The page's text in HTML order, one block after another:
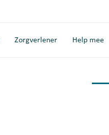
Zorgverlener Help mee